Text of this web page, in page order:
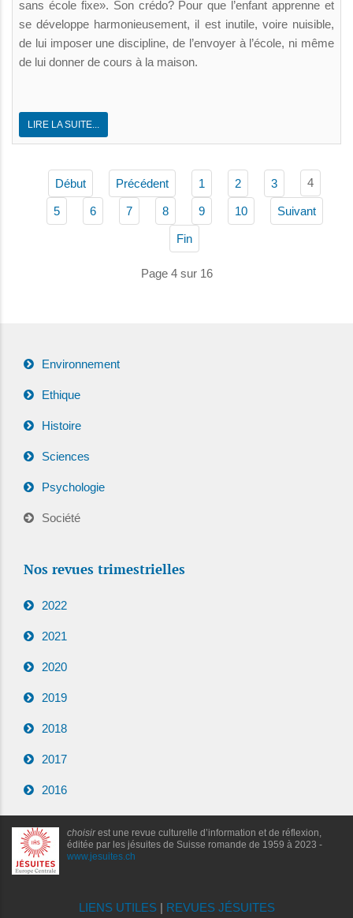
sans école fixe». Son crédo? Pour que l’enfant apprenne et
se développe harmonieusement, il est inutile, voire nuisible,
de lui imposer une discipline, de l’envoyer à l’école, ni même
de lui donner de cours à la maison.
LIRE LA SUITE...
Début Précédent 1 2 3 4
5 6 7 8 9 10 Suivant
Fin
Page 4 sur 16
Environnement
Ethique
Histoire
Sciences
Psychologie
Société
Nos revues trimestrielles
2022
2021
2020
2019
2018
2017
2016
choisirest une revue culturelle d’information et de réflexion,
éditée par les jésuites de Suisse romande de 1959 à 2023 -
www.jesuites.ch
LIENS UTILES| REVUES JÉSUITES